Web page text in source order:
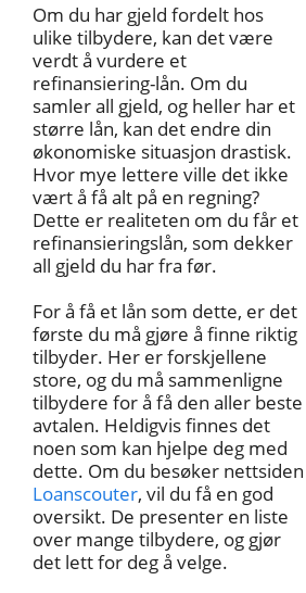
Om du har gjeld fordelt hos
ulike tilbydere, kan det være
verdt å vurdere et
refinansiering-lån. Om du
samler all gjeld, og heller har et
større lån, kan det endre din
økonomiske situasjon drastisk.
Hvor mye lettere ville det ikke
vært å få alt på en regning?
Dette er realiteten om du får et
refinansieringslån, som dekker
all gjeld du har fra før.
For å få et lån som dette, er det
første du må gjøre å finne riktig
tilbyder. Her er forskjellene
store, og du må sammenligne
tilbydere for å få den aller beste
avtalen. Heldigvis finnes det
noen som kan hjelpe deg med
dette. Om du besøker nettsiden
Loanscouter, vil du få en god
oversikt. De presenter en liste
over mange tilbydere, og gjør
det lett for deg å velge.